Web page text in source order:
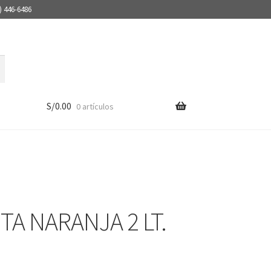
446-6486
S/0.00 0 artículos
NARANJA 2 LT.